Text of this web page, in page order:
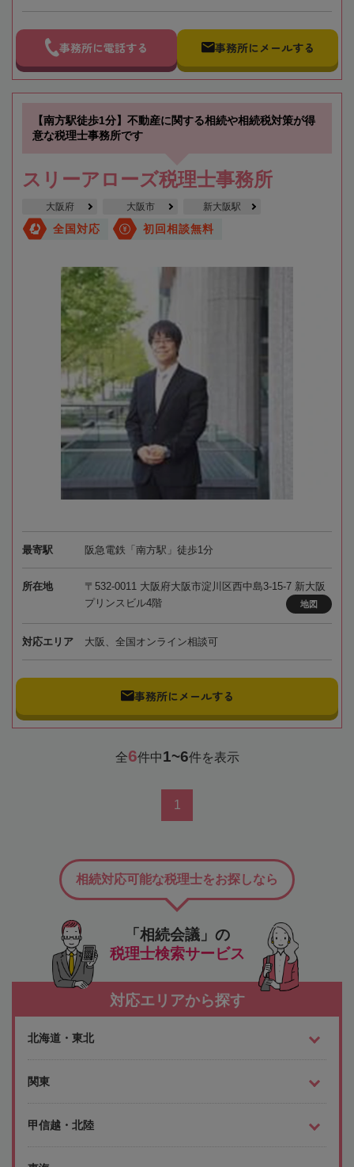
事務所に電話する 事務所にメールする
【南方駅徒歩1分】不動産に関する相続や相続税対策が得
意な税理士事務所です
スリーアローズ税理士事務所
大阪府 大阪市 新大阪駅
全国対応 初回相談無料
最寄駅 阪急電鉄「南方駅」徒歩1分
所在地
〒532-0011 大阪府大阪市淀川区西中島3-15-7 新大阪
プリンスビル4階
地図
対応エリア 大阪、全国オンライン相談可
事務所にメールする
全6件中1~6件を表示
1
「相続会議」の
税理士検索サービス
相続対応可能な税理士をお探しなら
対応エリアから探す
北海道・東北
関東
甲信越・北陸